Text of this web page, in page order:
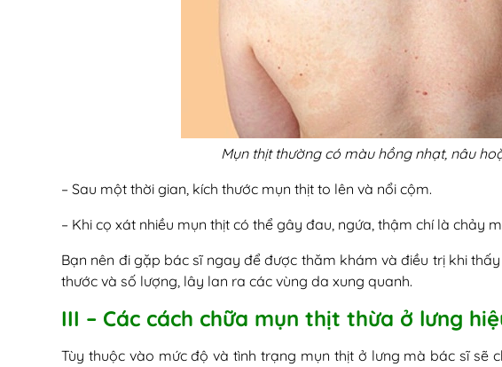
Mụn thịt thường có màu hồng nhạt, nâu
– Sau một thời gian, kích thước mụn thịt to lên và nổi cộm.
– Khi cọ xát nhiều mụn thịt có thể gây đau, ngứa, thậm chí là chảy
Bạn nên đi gặp bác sĩ ngay để được thăm khám và điều trị khi
thước và số lượng, lây lan ra các vùng da xung quanh.
III – Các cách chữa mụn thịt thừa ở lưng
Tùy thuộc vào mức độ và tình trạng mụn thịt ở lưng mà bác sĩ sẽ